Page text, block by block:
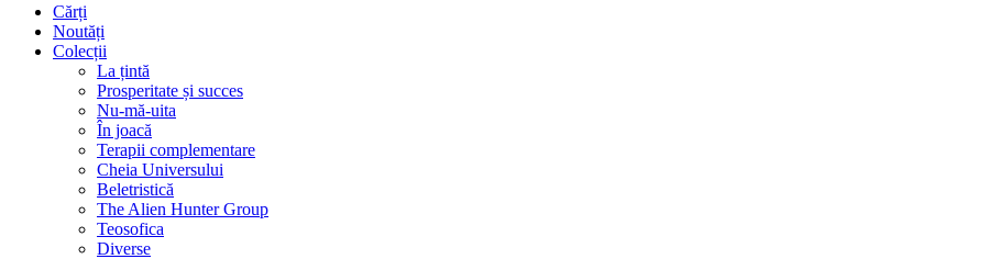
Cărți
Noutăți
Colecții
La țintă
Prosperitate și succes
Nu-mă-uita
În joacă
Terapii complementare
Cheia Universului
Beletristică
The Alien Hunter Group
Teosofica
Diverse